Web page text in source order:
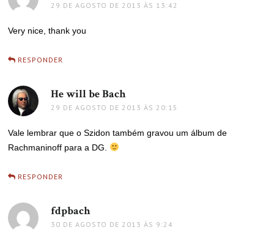
29 DE AGOSTO DE 2013 ÀS 13:42
Very nice, thank you
RESPONDER
He will be Bachdisse:
29 DE AGOSTO DE 2013 ÀS 20:15
Vale lembrar que o Szidon também gravou um álbum de
Rachmaninoff para a DG.
RESPONDER
fdpbachdisse:
30 DE AGOSTO DE 2013 ÀS 9:24